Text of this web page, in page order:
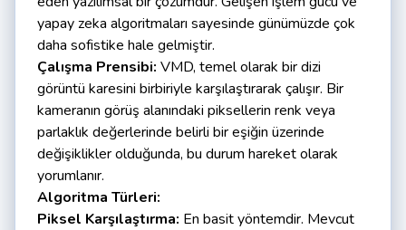
yapay zeka algoritmaları sayesinde günümüzde çok
daha sofistike hale gelmiştir.
Çalışma Prensibi: VMD, temel olarak bir dizi
görüntü karesini birbiriyle karşılaştırarak çalışır. Bir
kameranın görüş alanındaki piksellerin renk veya
parlaklık değerlerinde belirli bir eşiğin üzerinde
değişiklikler olduğunda, bu durum hareket olarak
yorumlanır.
Algoritma Türleri:
Piksel Karşılaştırma: En basit yöntemdir. Mevcut